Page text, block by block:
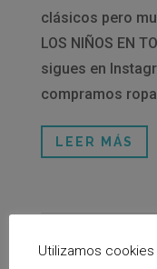
clásicos pero
LOS NIÑOS EN
sigues en
compramos
LEER MÁS
Utilizamos